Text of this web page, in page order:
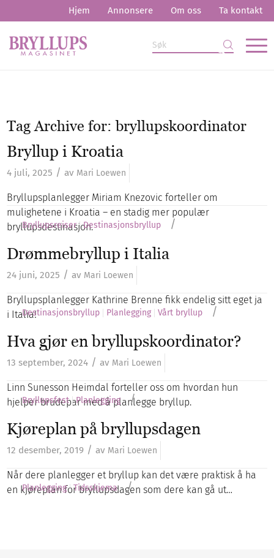
Hjem Annonsere Om oss Ta kontakt
Tag Archive for:bryllupskoordinator
Bryllup i Kroatia
4 juli, 2025 / av Mari Loewen
Bryllupsplanlegger Miriam Knezovic forteller om
mulighetene i Kroatia – en stadig mer populær
bryllupsdestinasjon.
Bryllupsreiser Destinasjonsbryllup /
Drømmebryllup i Italia
24 juni, 2025 / av Mari Loewen
Bryllupsplanlegger Kathrine Brenne fikk endelig sitt eget ja
i Italia!Destinasjonsbryllup Planlegging Vårt bryllup /
Hva gjør en bryllupskoordinator?
13 september, 2024 / av Mari Loewen
Linn Sunesson Heimdal forteller oss om hvordan hun
hjelper brudepar med å planlegge bryllup.
Bryllupsfest Planlegging /
Kjøreplan på bryllupsdagen
12 desember, 2019 / av Mari Loewen
Når dere planlegger et bryllup kan det være praktisk å ha
en kjøreplan for bryllupsdagen som dere kan gå ut…
Planlegging Tidsskjema /